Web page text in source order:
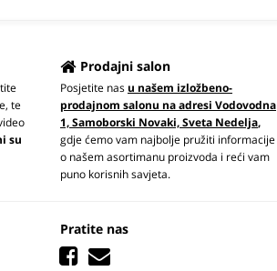
te
su
Prodajni salon
Posjetite nasu našem izložbeno-
prodajnom salonu na adresi Vodovodna
1, Samoborski Novaki, Sveta Nedelja,
gdje ćemo vam najbolje pružiti informacije
o našem asortimanu proizvoda i reći vam
puno korisnih savjeta.
Pratite nas